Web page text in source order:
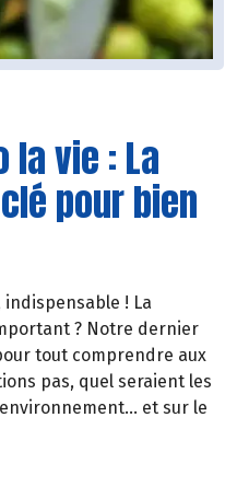
la vie : La
pour bien
indispensable ! La
? Notre dernier
tout comprendre aux
pas, quel seraient les
et sur le